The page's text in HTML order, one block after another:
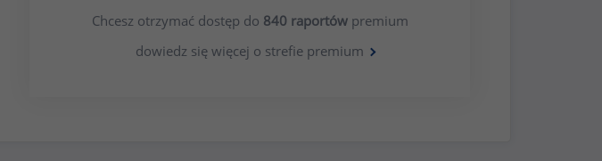
Chcesz otrzymać dostęp do 840 raportówpremium
dowiedz się więcej o strefie premium